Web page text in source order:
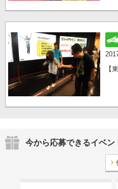
【
今から応募できるイベン